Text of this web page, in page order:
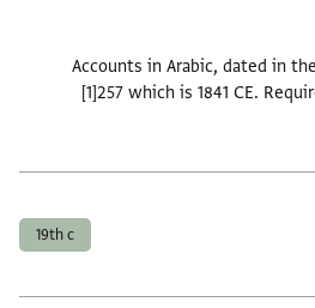
Accounts in Arabic, dated in
[1]257 which is 1841 CE.
19th c